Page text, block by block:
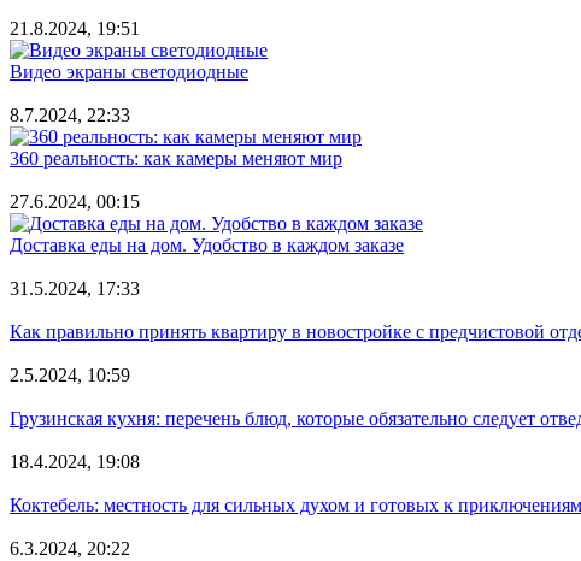
21.8.2024, 19:51
Видео экраны светодиодные
8.7.2024, 22:33
360 реальность: как камеры меняют мир
27.6.2024, 00:15
Доставка еды на дом. Удобство в каждом заказе
31.5.2024, 17:33
Как правильно принять квартиру в новостройке с предчистовой
2.5.2024, 10:59
Грузинская кухня: перечень блюд, которые обязательно следует
18.4.2024, 19:08
Коктебель: местность для сильных духом и готовых к приключениям
6.3.2024, 20:22